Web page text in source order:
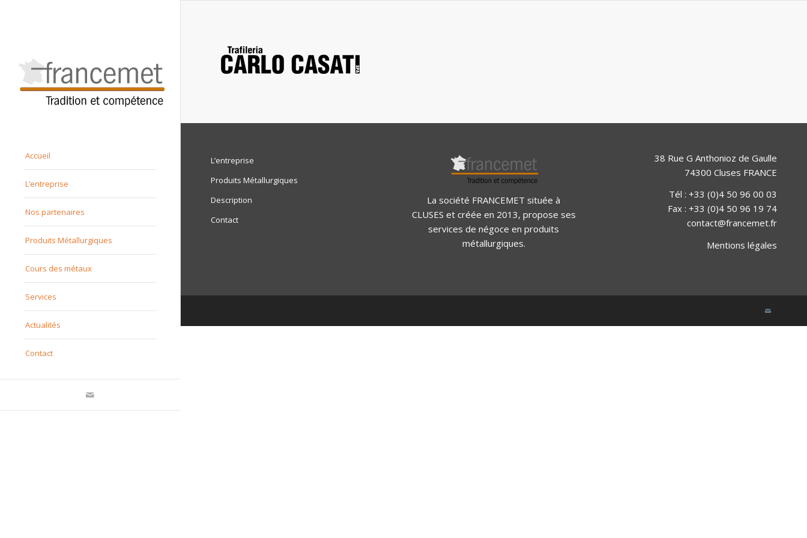
Accueil
L’entreprise
Nos partenaires
Produits Métallurgiques
Cours des métaux
Services
Actualités
Contact
L’entreprise
Produits Métallurgiques
Description
Contact
La société FRANCEMET située à
CLUSES et créée en 2013, propose ses
services de négoce en produits
métallurgiques.
38 Rue G Anthonioz de Gaulle
74300 Cluses FRANCE
Tél : +33 (0)4 50 96 00 03
Fax : +33 (0)4 50 96 19 74
contact@francemet.fr
Mentions légales